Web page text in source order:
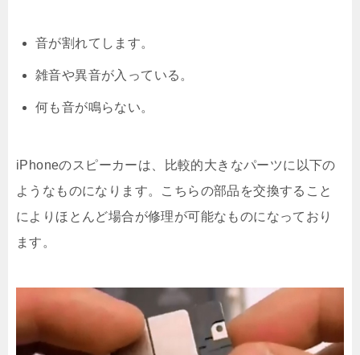
音が割れてします。
雑音や異音が入っている。
何も音が鳴らない。
iPhoneのスピーカーは、比較的大きなパーツに以下の
ようなものになります。こちらの部品を交換すること
によりほとんど場合が修理が可能なものになっており
ます。